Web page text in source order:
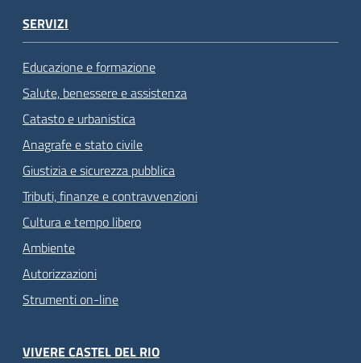
SERVIZI
Educazione e formazione
Salute, benessere e assistenza
Catasto e urbanistica
Anagrafe e stato civile
Giustizia e sicurezza pubblica
Tributi, finanze e contravvenzioni
Cultura e tempo libero
Ambiente
Autorizzazioni
Strumenti on-line
VIVERE CASTEL DEL RIO